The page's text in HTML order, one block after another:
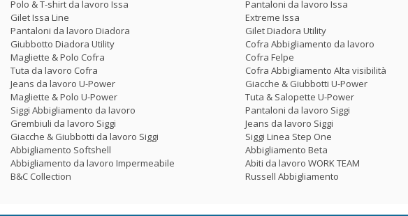
Polo & T-shirt da lavoro Issa
Pantaloni da lavoro Issa
Gilet Issa Line
Extreme Issa
Pantaloni da lavoro Diadora
Gilet Diadora Utility
Giubbotto Diadora Utility
Cofra Abbigliamento da lavoro
Magliette & Polo Cofra
Cofra Felpe
Tuta da lavoro Cofra
Cofra Abbigliamento Alta visibilità
Jeans da lavoro U-Power
Giacche & Giubbotti U-Power
Magliette & Polo U-Power
Tuta & Salopette U-Power
Siggi Abbigliamento da lavoro
Pantaloni da lavoro Siggi
Grembiuli da lavoro Siggi
Jeans da lavoro Siggi
Giacche & Giubbotti da lavoro Siggi
Siggi Linea Step One
Abbigliamento Softshell
Abbigliamento Beta
Abbigliamento da lavoro Impermeabile
Abiti da lavoro WORK TEAM
B&C Collection
Russell Abbigliamento